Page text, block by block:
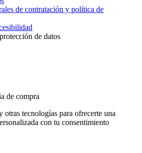
de contratación y política de
de datos
de compra
otras tecnologías para ofrecerte una
con tu consentimiento